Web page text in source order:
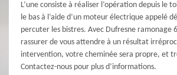
L’une consiste à réaliser l’opération depuis le
le bas à l’aide d’un moteur électrique appelé
percuter les bistres. Avec Dufresne ramonage
rassurer de vous attendre à un résultat
intervention, votre cheminée sera propre, et
Contactez-nous pour plus d’informations.